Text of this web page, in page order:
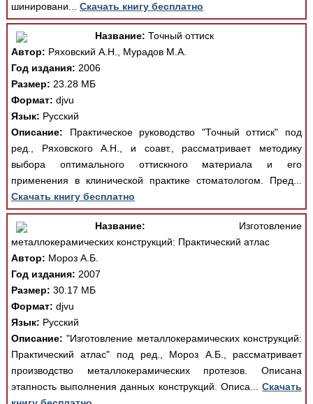
шинировани... Скачать книгу бесплатно
Название: Точный оттиск
Автор: Ряховский А.Н., Мурадов М.А.
Год издания: 2006
Размер: 23.28 МБ
Формат: djvu
Язык: Русский
Описание: Практическое руководство "Точный оттиск" под
ред., Ряховского А.Н., и соавт., рассматривает методику
выбора оптимального оттискного материала и его
применения в клинической практике стоматологом. Пред...
Скачать книгу бесплатно
Название: Изготовление
металлокерамических конструкций: Практический атлас
Автор: Мороз А.Б.
Год издания: 2007
Размер: 30.17 МБ
Формат: djvu
Язык: Русский
Описание: "Изготовление металлокерамических конструкций:
Практический атлас" под ред., Мороз А.Б., рассматривает
производство металлокерамических протезов. Описана
этапность выполнения данных конструкций. Описа...Скачать